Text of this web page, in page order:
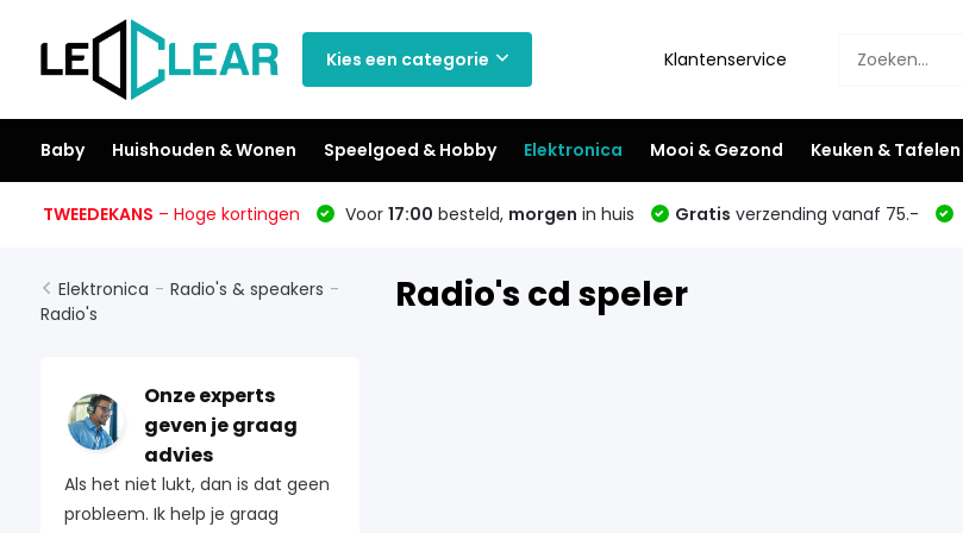
Kies een categorie Klantenservice
Baby Huishouden & Wonen Speelgoed & Hobby Elektronica Mooi & Gezond Keuken & Tafelen
TWEEDEKANS – Hoge kortingen Voor 17:00 besteld, morgen in huis Gratis verzending vanaf 75.-
Elektronica - Radio's & speakers -
Radio's
Onze experts
geven je graag
advies
Als het niet lukt, dan is dat geen
probleem. Ik help je graag
Radio's cd speler